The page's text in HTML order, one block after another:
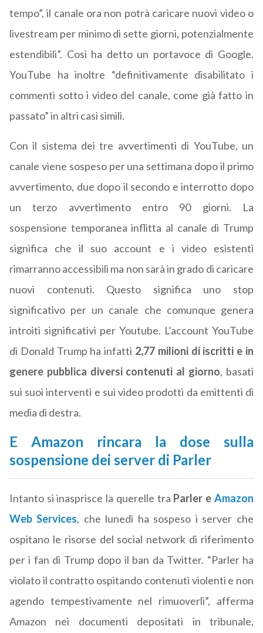
tempo”, il canale ora non potrà caricare nuovi video o
livestream per minimo di sette giorni, potenzialmente
estendibili”. Così ha detto un portavoce di Google.
YouTube ha inoltre “definitivamente disabilitato i
commenti sotto i video del canale, come già fatto in
passato” in altri casi simili.
Con il sistema dei tre avvertimenti di YouTube, un
canale viene sospeso per una settimana dopo il primo
avvertimento, due dopo il secondo e interrotto dopo
un terzo avvertimento entro 90 giorni. La
sospensione temporanea inflitta al canale di Trump
significa che il suo account e i video esistenti
rimarranno accessibili ma non sarà in grado di caricare
nuovi contenuti. Questo significa uno stop
significativo per un canale che comunque genera
introiti significativi per Youtube. L’account YouTube
di Donald Trump ha infatti 2,77 milioni di iscritti e in
genere pubblica diversi contenuti al giorno, basati
sui suoi interventi e sui video prodotti da emittenti di
media di destra.
E Amazon rincara la dose sulla
sospensione dei server di Parler
Intanto si inasprisce la querelle tra Parler e Amazon
Web Services, che lunedì ha sospeso i server che
ospitano le risorse del social network di riferimento
per i fan di Trump dopo il ban da Twitter. “Parler ha
violato il contratto ospitando contenuti violenti e non
agendo tempestivamente nel rimuoverli”, afferma
Amazon nei documenti depositati in tribunale,